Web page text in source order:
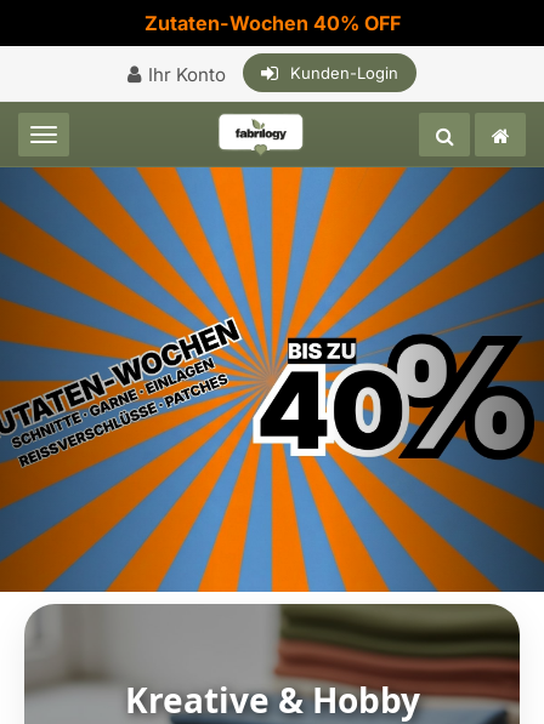
Zutaten-Wochen 40% OFF
Ihr Konto Kunden-Login
Toggle navigation
Kreative & Hobby